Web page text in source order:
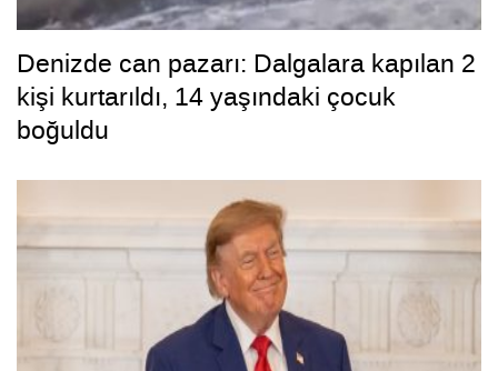
Denizde can pazarı: Dalgalara kapılan 2
kişi kurtarıldı, 14 yaşındaki çocuk
boğuldu